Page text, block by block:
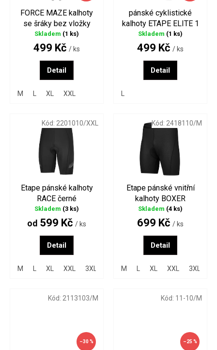
FORCE MAZE kalhoty
se šráky bez vložky
černé
Skladem (1 ks)
499 Kč / ks
Detail
M XL XXL
pánské cyklistické
kalhoty ETAPE ELITE 1
černá/antracit
Skladem (1 ks)
499 Kč / ks
Detail
Etape pánské kalhoty
RACE černé
Skladem (3 ks)
od 599 Kč / ks
Detail
M XL XXL 3XL
Kód: 2201010/XXL
Etape pánské vnitřní
kalhoty BOXER
Skladem (4 ks)
699 Kč / ks
Detail
M XL XXL 3XL
Kód: 2418110/M
–30 %
Kód: 2113103/M
–25 %
Kód: 11-10/M